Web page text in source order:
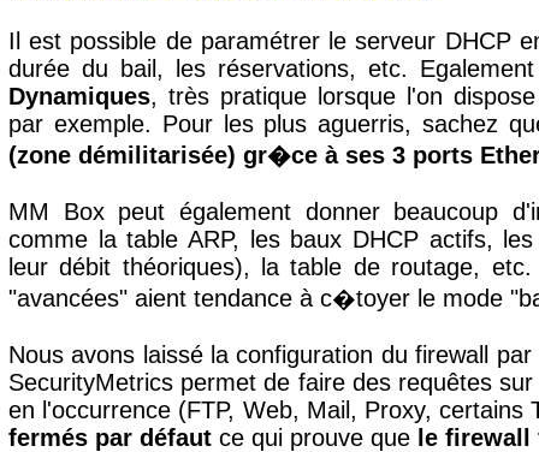
Il est possible de paramétrer le serveur DHCP
durée du bail, les réservations, etc.
Dynamiques, très pratique lorsque l'on
par exemple. Pour les plus aguerris, sachez
(zone démilitarisée) gr�ce à ses 3 ports
MM Box peut également donner beaucoup
comme la table ARP, les baux DHCP actifs,
leur débit théoriques), la table de routage,
"avancées" aient tendance à c�toyer le mode
Nous avons laissé la configuration du firewall
SecurityMetrics permet de faire des requêtes
en l'occurrence (FTP, Web, Mail, Proxy, certains
fermés par défaut ce qui prouve que le